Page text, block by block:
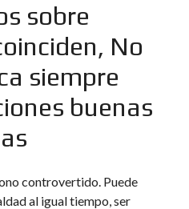
sobre
No
siempre
buenas
controvertido. Puede
al igual tiempo, ser